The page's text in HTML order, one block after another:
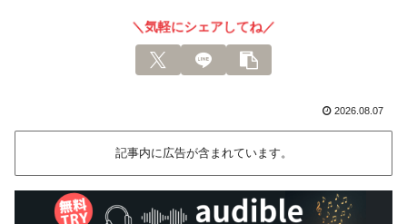
＼気軽にシェアしてね／
2026.08.07
記事内に広告が含まれています。